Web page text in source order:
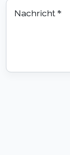
Nachricht *